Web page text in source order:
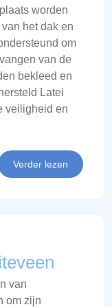
worden
het dak en
om
van de
bekleed en
Latei
veiligheid en
Verder lezen
van
om zijn